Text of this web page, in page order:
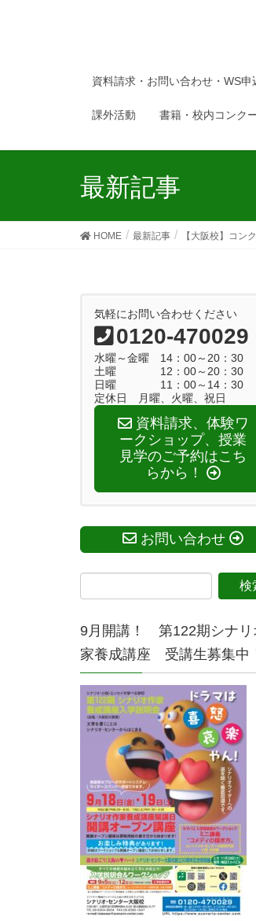
資料請求・お問い合わせ・WS申
課外活動 書籍・校内コンク
最新記事
HOME 最新記事 【大阪校】コン
気軽にお問い合わせください
0120-470029
水曜～金曜 14：00～20：30
土曜 12：00～20：30
日曜 11：00～14：30
定休日 月曜、火曜、祝日
資料請求、体験ワ
ークショップ、授業
見学のご予約はこち
らから！
お問い合わせ
9月開講！ 第122期シナリ
家養成講座 受講生募集中